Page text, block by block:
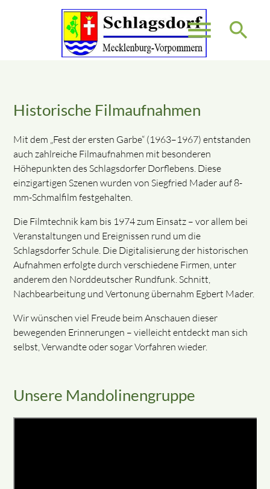
menu search
Historische Filmaufnahmen
Mit dem „Fest der ersten Garbe“ (1963–1967) entstanden
auch zahlreiche Filmaufnahmen mit besonderen
Höhepunkten des Schlagsdorfer Dorflebens. Diese
einzigartigen Szenen wurden von Siegfried Mader auf 8-
mm-Schmalfilm festgehalten.
Die Filmtechnik kam bis 1974 zum Einsatz – vor allem bei
Veranstaltungen und Ereignissen rund um die
Schlagsdorfer Schule. Die Digitalisierung der historischen
Aufnahmen erfolgte durch verschiedene Firmen, unter
anderem den Norddeutscher Rundfunk. Schnitt,
Nachbearbeitung und Vertonung übernahm Egbert Mader.
Wir wünschen viel Freude beim Anschauen dieser
bewegenden Erinnerungen – vielleicht entdeckt man sich
selbst, Verwandte oder sogar Vorfahren wieder.
Unsere Mandolinengruppe